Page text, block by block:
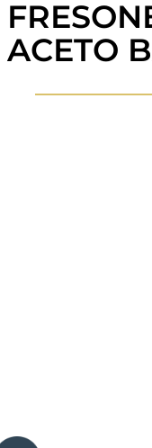
ACETO